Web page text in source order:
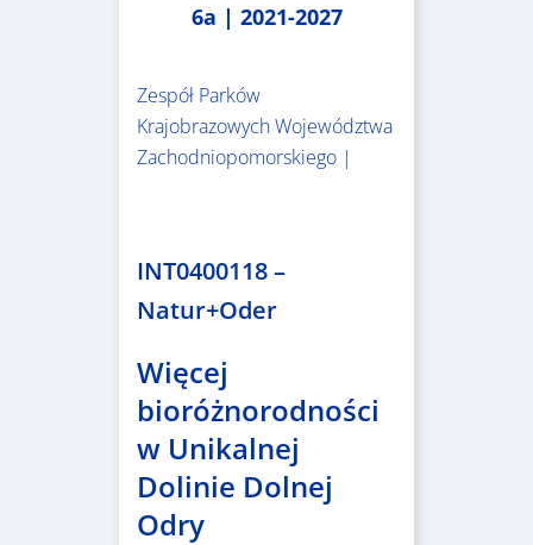
6a | 2021-2027
Zespół Parków
Krajobrazowych Województwa
Zachodniopomorskiego |
INT0400118 –
Natur+Oder
Więcej
bioróżnorodności
w Unikalnej
Dolinie Dolnej
Odry